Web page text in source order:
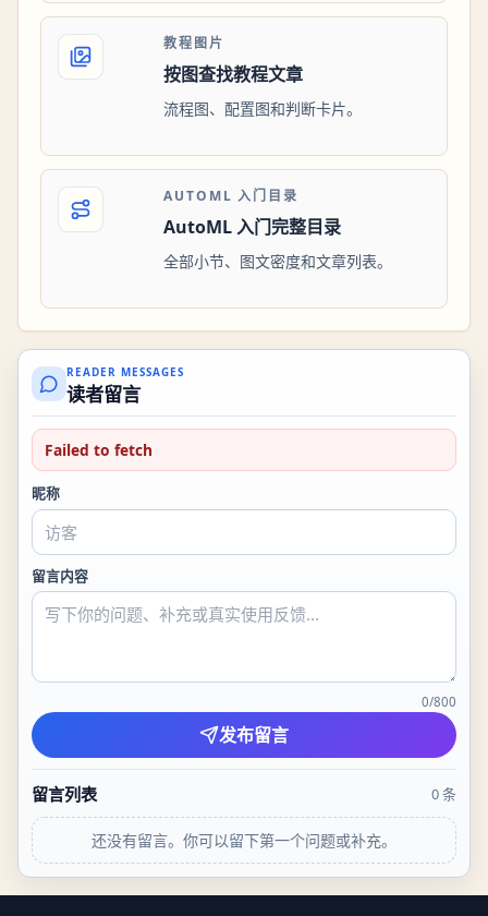
教程图片
按图查找教程文章
流程图、配置图和判断卡片。
AUTOML 入门目录
AutoML 入门完整目录
全部小节、图文密度和文章列表。
READER MESSAGES
读者留言
Failed to fetch
昵称
留言内容
0/800
发布留言
留言列表 0条
还没有留言。你可以留下第一个问题或补充。